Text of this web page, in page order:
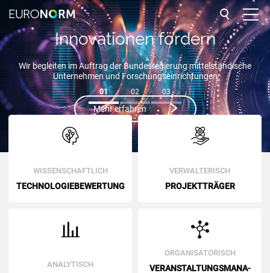
UNTERNEHMEN
LEISTUNGEN
REFERENZEN
NETZWERK
BLOG
Innovationen fördern
Wir begleiten im Auftrag der Bundesregierung mittelständische
Unternehmen und Forschungseinrichtungen
Mehr erfahren
Wir analysieren Ihre Innovationen, damit Sie sicher in Ihre
1 2 3
WIS­SEN­SCHAFT­LICH
TECH­NO­LO­GIE­BE­WER­TUNG
VER­WAL­TE­RISCH
PRO­JEKT­TRÄ­GER
ANA­LY­TISCH
OR­GA­NI­SA­TO­RISCH
VERAN­STAL­TUNGS­MANA­